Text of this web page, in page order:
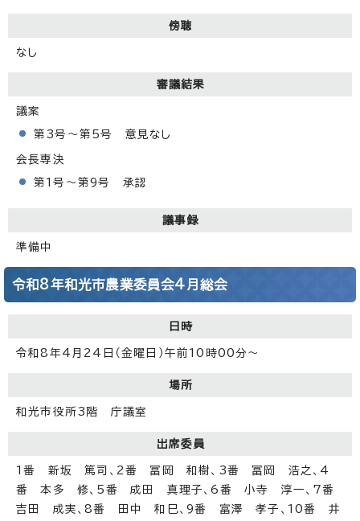
傍聴
なし
審議結果
議案
第3号～第5号 意見なし
会長専決
第1号～第9号 承認
議事録
準備中
令和8年和光市農業委員会4月総会
日時
令和8年4月24日（金曜日）午前10時00分～
場所
和光市役所3階 庁議室
出席委員
1番 新坂 篤司、2番 冨岡 和樹、3番 冨岡 浩之、4
番 本多 修、5番 成田 真理子、6番 小寺 淳一、7番
吉田 成実、8番 田中 和巳、9番 富澤 孝子、10番 井